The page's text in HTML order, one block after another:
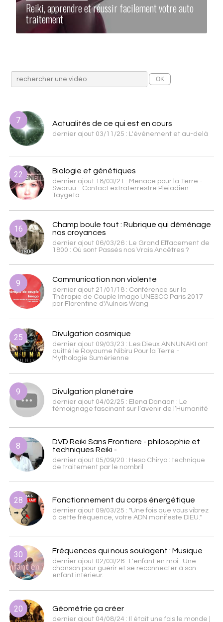
Reiki, apprendre et réussir facilement votre auto
traitement
7 Actualités de ce qui est en cours
dernier ajout 03/11/25 : L'événement et au-delà
22 Biologie et génétiques
dernier ajout 18/03/21 : Menace pour la Terre -
Swaruu - Contact extraterrestre Pléiadien
Taygeta
16
Champ boule tout : Rubrique qui déménage
nos croyances
dernier ajout 06/03/26 : Le Grand Effacement de
1800 : Où sont Passés nos Vrais Ancêtres ?
9 Communication non violente
dernier ajout 21/01/18 : Conférence sur la
Thérapie de Couple Imago UNESCO Paris 2017
par Florentine d'Aulnois Wang
25 Divulgation cosmique
dernier ajout 09/03/23 : Les Dieux ANNUNAKI ont
quitté le Royaume Nibiru Pour la Terre -
Mythologie Sumérienne
9 Divulgation planétaire
dernier ajout 04/02/25 : Elena Danaan : Le
témoignage fascinant sur l’avenir de l’Humanité
8
DVD Reiki Sans Frontiere - philosophie et
techniques Reiki -
dernier ajout 05/09/20 : Heso Chiryo : technique
de traitement par le nombril
28 Fonctionnement du corps énergétique
dernier ajout 09/03/25 : "Une fois que vous vibrez
à cette fréquence, votre ADN manifeste DIEU."
30 Fréquences qui nous soulagent : Musique
dernier ajout 02/03/26 : L'enfant en moi : Une
chanson pour guérir et se reconnecter à son
enfant intérieur.
20 Géométrie ça créer
dernier ajout 04/08/24 : Il était une fois le monde |